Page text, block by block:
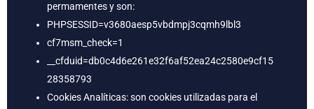
permamentes y son:
PHPSESSID=v3680aesp5vbdmpj3cqmh9lbl3
cf7msm_check=1
__cfduid=db0c4d6e261e32f6af52ea24c2580e9cf15
28358793
Cookies Analíticas: son cookies utilizadas para el